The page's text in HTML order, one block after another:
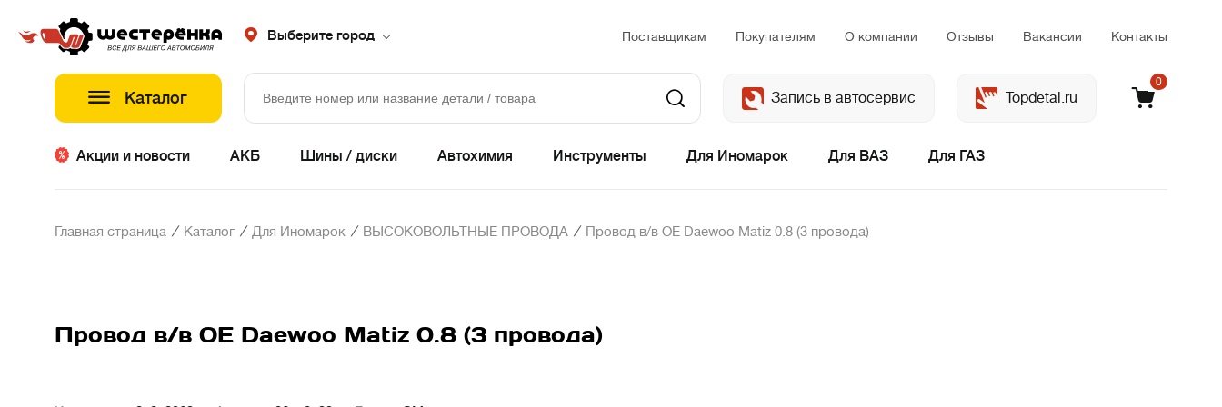
Выберите город Поставщикам Покупателям О компании Отзывы Вакансии Контакты
Каталог Запись в автосервис Topdetal.ru
0
Акции и новости АКБ Шины / диски Автохимия Инструменты Для Иномарок Для ВАЗ Для ГАЗ
Главная страница / Каталог / Для Иномарок / ВЫСОКОВОЛЬТНЫЕ ПРОВОДА / Провод в/в OE Daewoo Matiz 0.8 (3 провода)
Провод в/в OE Daewoo Matiz 0.8 (3 провода)